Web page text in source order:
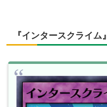
『インタースクライム』